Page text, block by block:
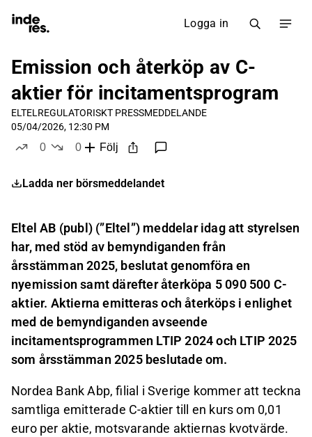
Logga in
Emission och återköp av C-
aktier för incitamentsprogram
ELTEL REGULATORISKT PRESSMEDDELANDE
05/04/2026, 12:30 PM
0
0
Följ
Ladda ner börsmeddelandet
Eltel AB (publ) (”Eltel”) meddelar idag att styrelsen
har, med stöd av bemyndiganden från
årsstämman 2025, beslutat genomföra en
nyemission samt därefter återköpa 5 090 500 C-
aktier. Aktierna emitteras och återköps i enlighet
med de bemyndiganden avseende
incitamentsprogrammen LTIP 2024 och LTIP 2025
som årsstämman 2025 beslutade om.
Nordea Bank Abp, filial i Sverige kommer att teckna
samtliga emitterade C-aktier till en kurs om 0,01
euro per aktie, motsvarande aktiernas kvotvärde.